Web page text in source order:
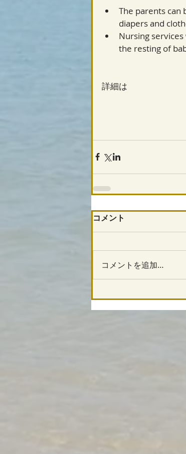
The parents can
diapers and
Nursing
the resting of
詳細は
コメント
コメントを追加…